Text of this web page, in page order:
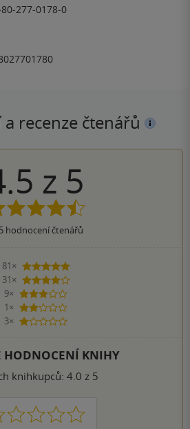
277-0178-0
recenze čtenářů
z 5
hodnocení čtenářů
81×
5 hvězdiček
31×
4 hvězdičky
9×
3 hvězdičky
1×
2 hvězdičky
3×
1 hvezdička
HODNOCENÍ KNIHY
knihkupců: 4.0 z 5
2 3 4 5